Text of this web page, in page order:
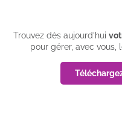
Trouvez dès aujourd’hui
pour gérer, avec vous,